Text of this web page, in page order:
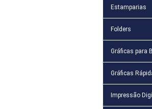
Estamparias
Folders
Gráficas para
Gráficas
Impressão